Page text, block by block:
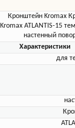
Кронштейн Kromax
Kromax ATLANTIS-15
настенный
Характеристики
для